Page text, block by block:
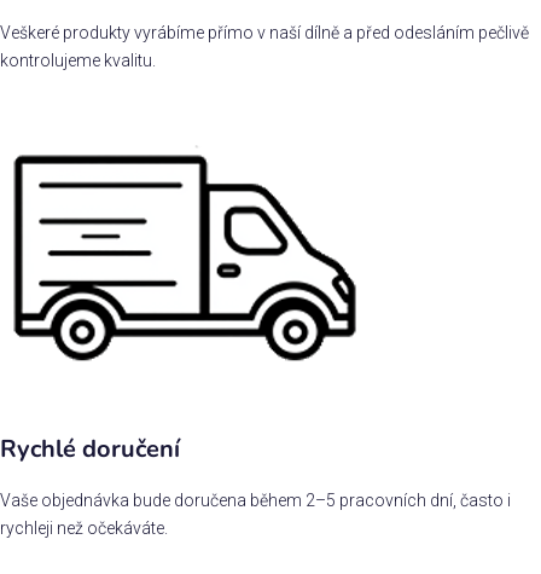
Veškeré produkty vyrábíme přímo v naší dílně a před odesláním pečlivě
kontrolujeme kvalitu.
Rychlé doručení
Vaše objednávka bude doručena během 2–5 pracovních dní, často i
rychleji než očekáváte.